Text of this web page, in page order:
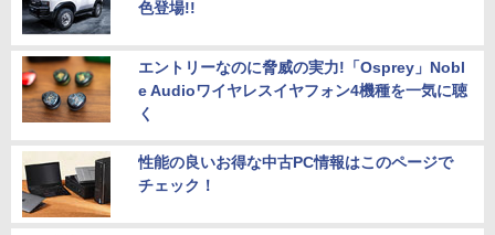
色登場!!
エントリーなのに脅威の実力!「Osprey」Nobl
e Audioワイヤレスイヤフォン4機種を一気に聴
く
性能の良いお得な中古PC情報はこのページで
チェック！